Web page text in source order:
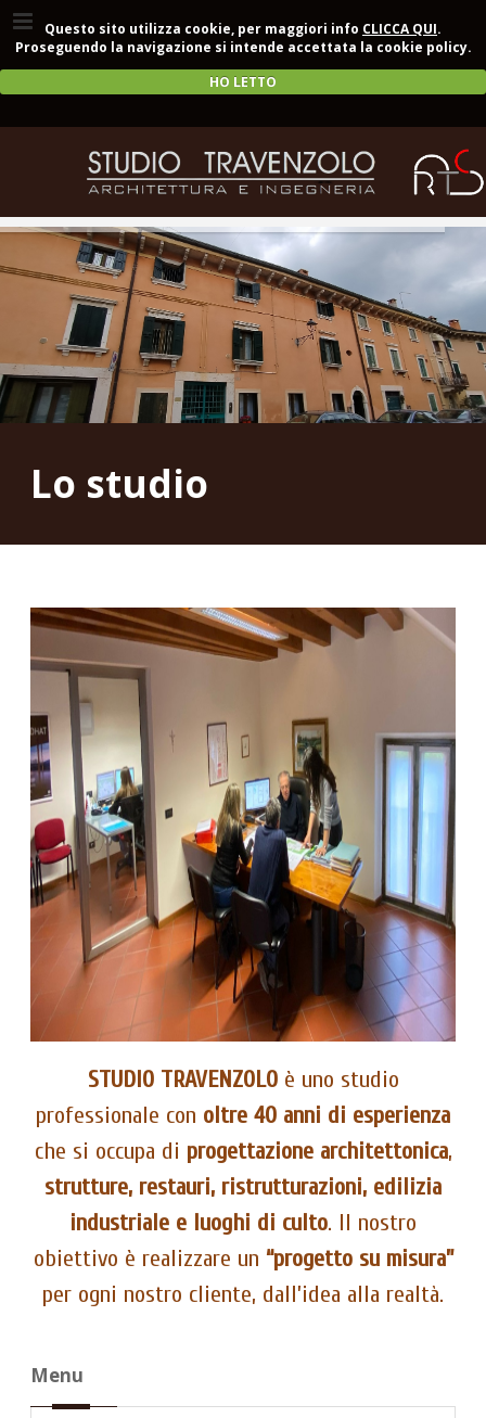
Questo sito utilizza cookie, per maggiori info CLICCA QUI.
Proseguendo la navigazione si intende accettata la cookie policy.
HO LETTO
Lo studio
STUDIO TRAVENZOLOè uno studio
professionale con oltre 40 anni di esperienza
che si occupa di progettazione architettonica,
strutture, restauri, ristrutturazioni, edilizia
industriale e luoghi di culto. Il nostro
obiettivo è realizzare un “progetto su misura”
per ogni nostro cliente, dall’idea alla realtà.
Menu